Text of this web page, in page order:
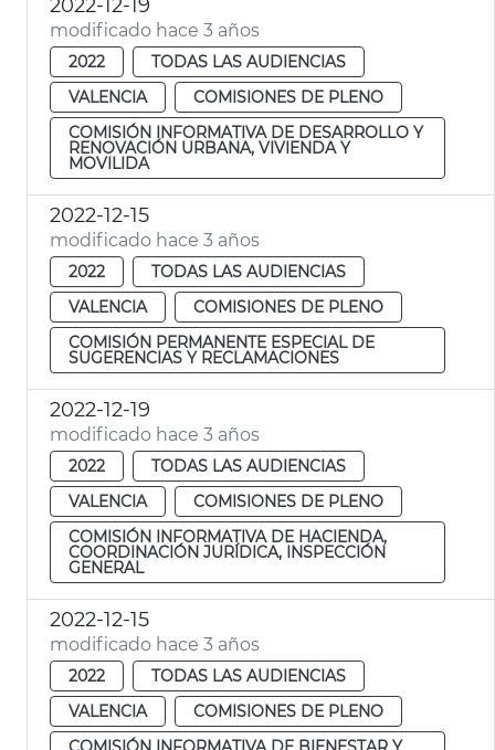
2022-12-19
modificado hace 3 años
2022
TODAS LAS AUDIENCIAS
VALENCIA
COMISIONES DE PLENO
COMISIÓN INFORMATIVA DE DESARROLLO Y
RENOVACIÓN URBANA, VIVIENDA Y
MOVILIDA
2022-12-15
modificado hace 3 años
2022
TODAS LAS AUDIENCIAS
VALENCIA
COMISIONES DE PLENO
COMISIÓN PERMANENTE ESPECIAL DE
SUGERENCIAS Y RECLAMACIONES
2022-12-19
modificado hace 3 años
2022
TODAS LAS AUDIENCIAS
VALENCIA
COMISIONES DE PLENO
COMISIÓN INFORMATIVA DE HACIENDA,
COORDINACIÓN JURÍDICA, INSPECCIÓN
GENERAL
2022-12-15
modificado hace 3 años
2022
TODAS LAS AUDIENCIAS
VALENCIA
COMISIONES DE PLENO